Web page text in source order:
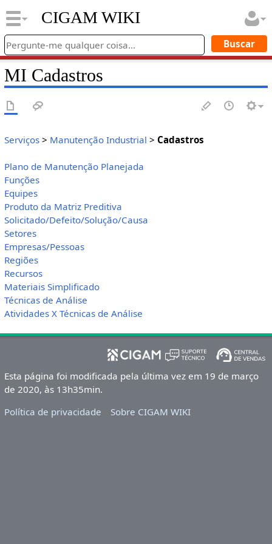
CIGAM WIKI
MI Cadastros
Serviços> Manutenção Industrial > Cadastros
Plano de Manutenção Planejada
Funções
Equipes
Produto da Matriz Preditiva
Solicitado/Defeito/Solução/Causa
Setores
Empresas/Pessoas
Regiões
Recursos
Materiais Simplificado
Técnicas de Análise
Atividades X Técnicas de Análise
Esta página foi modificada pela última vez em 19 de março
de 2020, às 13h35min.
Política de privacidade
Sobre CIGAM WIKI